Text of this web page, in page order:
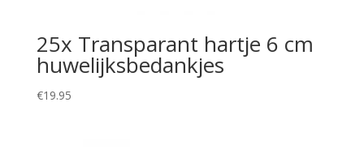
25x Transparant hartje 6 cm
huwelijksbedankjes
€19.95